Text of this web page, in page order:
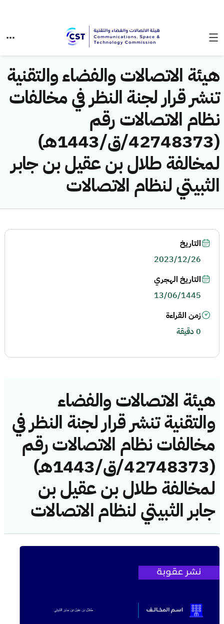
هيئة الاتصالات والفضاء والتقنية
تنشر قرار لجنة النظر في مخالفات
نظام الاتصالات رقم
(42748373/ق/1443هـ)
لمخالفة طلال بن عقيل بن جابر
الثبيتي لنظام الاتصالات
هيئة الاتصالات والفضاء
والتقنية تنشر قرار لجنة النظر في
مخالفات نظام الاتصالات رقم
(42748373/ق/1443هـ)
لمخالفة طلال بن عقيل بن
جابر الثبيتي لنظام الاتصالات
التاريخ
2023/12/26
التاريخ الهجري
13/06/1445
زمن القراءة
0 دقيقة